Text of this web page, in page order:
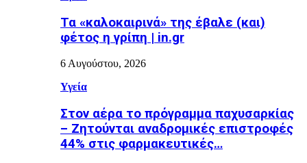
Τα «καλοκαιρινά» της έβαλε (και)
φέτος η γρίπη | in.gr
6 Αυγούστου, 2026
Υγεία
Στον αέρα το πρόγραμμα παχυσαρκίας
– Ζητούνται αναδρομικές επιστροφές
44% στις φαρμακευτικές…